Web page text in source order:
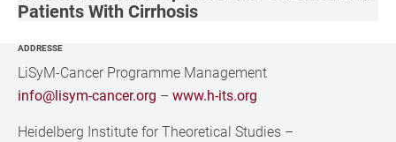
Patients With Cirrhosis
ADDRESSE
LiSyM-Cancer Programme Management
info@lisym-cancer.org –www.h-its.org
Heidelberg Institute for Theoretical Studies –